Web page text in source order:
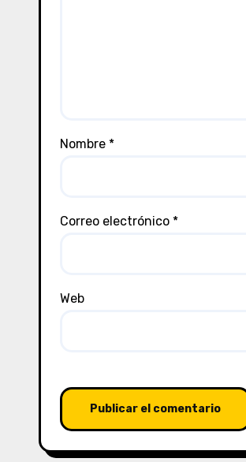
Nombre *
Correo electrónico *
Web